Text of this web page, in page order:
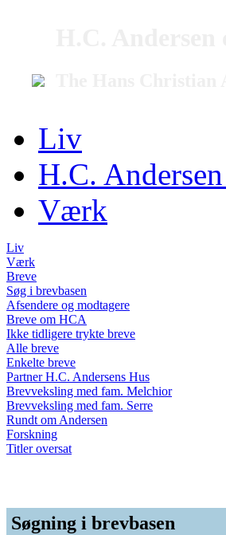
Liv
H.C.
Værk
Liv
Værk
Breve
Søg i brevbasen
Afsendere og modtagere
Breve om HCA
Ikke tidligere trykte breve
Alle breve
Enkelte breve
Partner H.C. Andersens Hus
Brevveksling med fam. Melchior
Brevveksling med fam. Serre
Rundt om Andersen
Forskning
Titler oversat
Søgning i brevbasen